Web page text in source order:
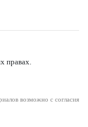
правах.
возможно с согласия